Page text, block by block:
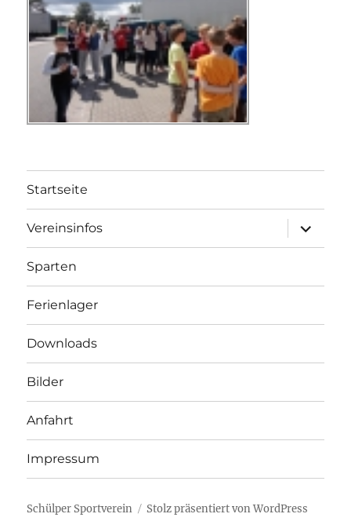
Startseite
Vereinsinfos
öffnen
Sparten
Ferienlager
Downloads
Bilder
Anfahrt
Impressum
Schülper Sportverein Stolz präsentiert von WordPress